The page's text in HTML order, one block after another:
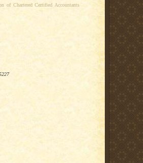
Chartered Certified Accountants